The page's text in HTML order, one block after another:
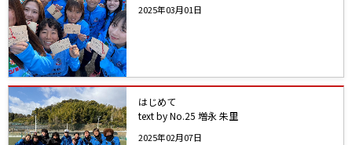
2025年03月01日
はじめて
text by No.25 増永 朱里
2025年02月07日